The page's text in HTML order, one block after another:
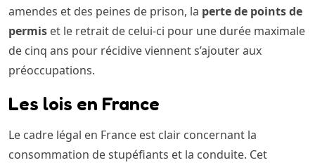
amendes et des peines de prison, la perte de points de
permis et le retrait de celui-ci pour une durée maximale
de cinq ans pour récidive viennent s’ajouter aux
préoccupations.
Les lois en France
Le cadre légal en France est clair concernant la
consommation de stupéfiants et la conduite. Cet